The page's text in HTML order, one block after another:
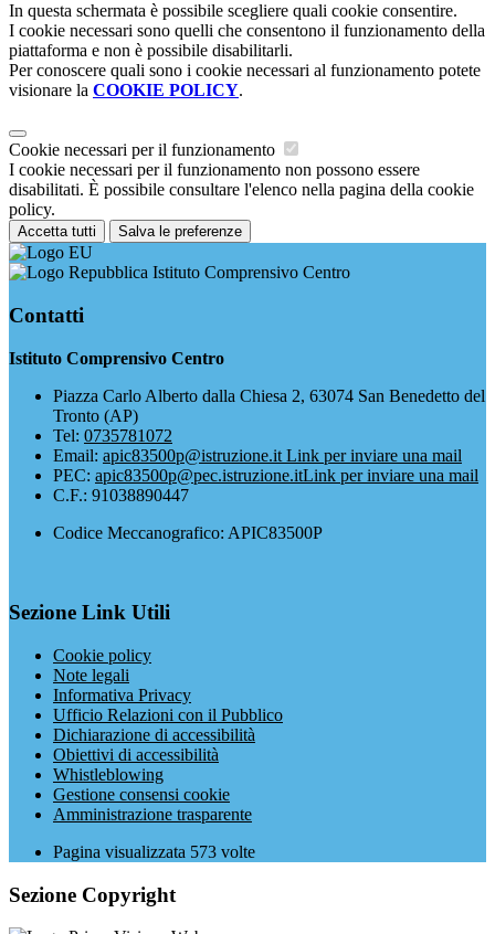
In questa schermata è possibile scegliere quali cookie consentire.
I cookie necessari sono quelli che consentono il funzionamento della
piattaforma e non è possibile disabilitarli.
Per conoscere quali sono i cookie necessari al funzionamento potete
visionare la COOKIE POLICY.
Cookie necessari per il funzionamento
I cookie necessari per il funzionamento non possono essere
disabilitati. È possibile consultare l'elenco nella pagina della cookie
policy.
Accetta tutti Salva le preferenze
Istituto Comprensivo Centro
Contatti
Istituto Comprensivo Centro
Piazza Carlo Alberto dalla Chiesa 2, 63074 San Benedetto del
Tronto (AP)
Tel: 0735781072
Email: apic83500p@istruzione.it Link per inviare una mail
PEC: apic83500p@pec.istruzione.itLink per inviare una mail
C.F.: 91038890447
Codice Meccanografico: APIC83500P
Sezione Link Utili
Cookie policy
Note legali
Informativa Privacy
Ufficio Relazioni con il Pubblico
Dichiarazione di accessibilità
Obiettivi di accessibilità
Whistleblowing
Gestione consensi cookie
Amministrazione trasparente
Pagina visualizzata 573 volte
Sezione Copyright